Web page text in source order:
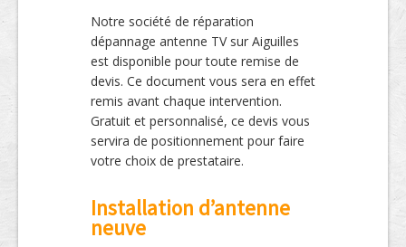
Notre société de réparation
dépannage antenne TV sur Aiguilles
est disponible pour toute remise de
devis. Ce document vous sera en effet
remis avant chaque intervention.
Gratuit et personnalisé, ce devis vous
servira de positionnement pour faire
votre choix de prestataire.
Installation d’antenne
neuve